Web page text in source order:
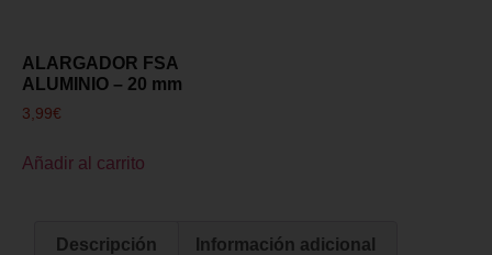
ALARGADOR FSA
ALUMINIO – 20 mm
3,99€
Añadir al carrito
Descripción Información adicional